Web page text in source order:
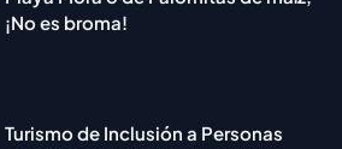
¡No es broma!
Turismo de Inclusión a Personas